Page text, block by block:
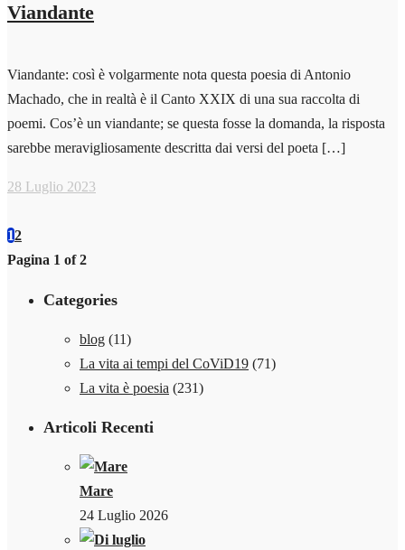
Viandante
Viandante: così è volgarmente nota questa poesia di Antonio
Machado, che in realtà è il Canto XXIX di una sua raccolta di
poemi. Cos’è un viandante; se questa fosse la domanda, la risposta
sarebbe meravigliosamente descritta dai versi del poeta […]
28 Luglio 2023
12
Pagina 1 of 2
Categories
blog (11)
La vita ai tempi del CoViD19 (71)
La vita è poesia (231)
Articoli Recenti
Mare
24 Luglio 2026